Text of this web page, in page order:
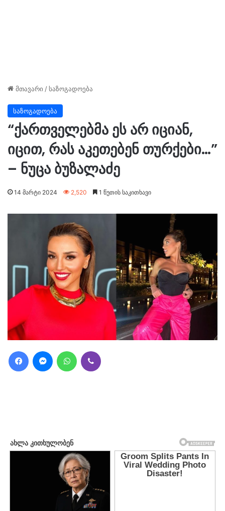
მთავარი /საზოგადოება
საზოგადოება
“ქართველებმა ეს არ იციან,
იცით, რას აკეთებენ თურქები…”
– ნუცა ბუზალაძე
14 მარტი 2024 2,520 1 წუთის საკითხავი
FacebookMessengerWhatsApp